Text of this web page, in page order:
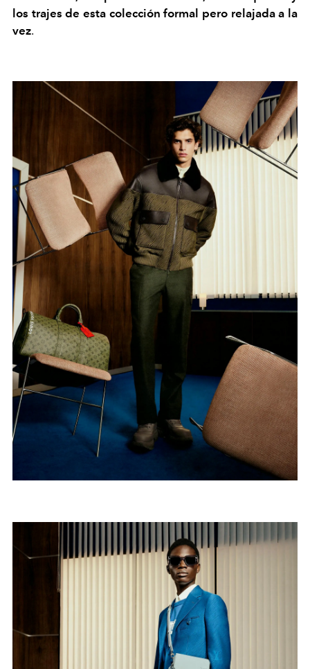
los trajes de esta colección formal pero relajada a la
vez.